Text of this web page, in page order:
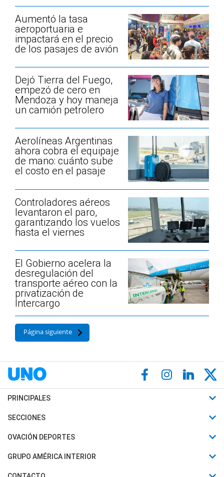
Aumentó la tasa
aeroportuaria e
impactará en el precio
de los pasajes de avión
Dejó Tierra del Fuego,
empezó de cero en
Mendoza y hoy maneja
un camión petrolero
Aerolíneas Argentinas
ahora cobra el equipaje
de mano: cuánto sube
el costo en el pasaje
Controladores aéreos
levantaron el paro,
garantizando los vuelos
hasta el viernes
El Gobierno acelera la
desregulación del
transporte aéreo con la
privatización de
Intercargo
Página siguiente
PRINCIPALES
Últimas Noticias
Política
SECCIONES
Horóscopo
Motores
OVACIÓN DEPORTES
Fútbol
Mundial
GRUPO AMÉRICA INTERIOR